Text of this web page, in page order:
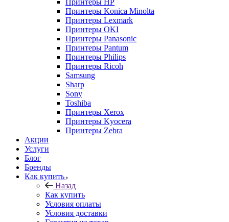
Принтеры HP
Принтеры Konica Minolta
Принтеры Lexmark
Принтеры OKI
Принтеры Panasonic
Принтеры Pantum
Принтеры Philips
Принтеры Ricoh
Samsung
Sharp
Sony
Toshiba
Принтеры Xerox
Принтеры Kyocera
Принтеры Zebra
Акции
Услуги
Блог
Бренды
Как купить
Назад
Как купить
Условия оплаты
Условия доставки